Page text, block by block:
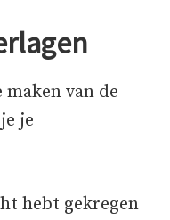
van de
je
hebt gekregen